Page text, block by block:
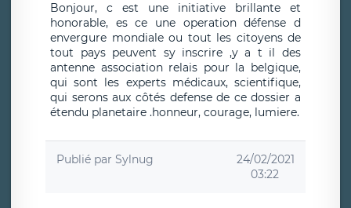
Bonjour, c est une initiative brillante et
honorable, es ce une operation défense d
envergure mondiale ou tout les citoyens de
tout pays peuvent sy inscrire ,y a t il des
antenne association relais pour la belgique,
qui sont les experts médicaux, scientifique,
qui serons aux côtés defense de ce dossier a
étendu planetaire .honneur, courage, lumiere.
Publié par Sylnug
24/02/2021
03:22